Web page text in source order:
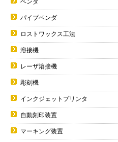
ベンダ
パイプベンダ
ロストワックス工法
溶接機
レーザ溶接機
彫刻機
インクジェットプリンタ
自動刻印装置
マーキング装置